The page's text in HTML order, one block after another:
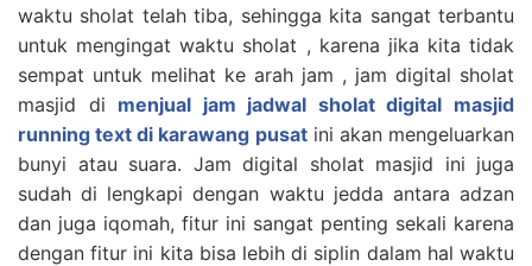
waktu sholat telah tiba, sehingga kita sangat terbantu
untuk mengingat waktu sholat , karena jika kita tidak
sempat untuk melihat ke arah jam , jam digital sholat
masjid di menjual jam jadwal sholat digital masjid
running text di karawang pusatini akan mengeluarkan
bunyi atau suara. Jam digital sholat masjid ini juga
sudah di lengkapi dengan waktu jedda antara adzan
dan juga iqomah, fitur ini sangat penting sekali karena
dengan fitur ini kita bisa lebih di siplin dalam hal waktu